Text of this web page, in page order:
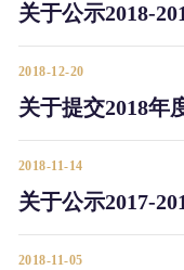
2018-12-20
2018-11-14
2018-11-05